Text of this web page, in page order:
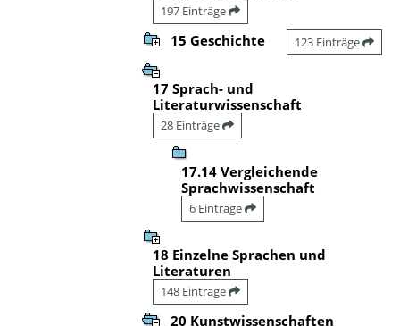
197 Einträge
15 Geschichte 123 Einträge
17 Sprach- und
Literaturwissenschaft
28 Einträge
17.14 Vergleichende
Sprachwissenschaft
6 Einträge
18 Einzelne Sprachen und
Literaturen
148 Einträge
20 Kunstwissenschaften